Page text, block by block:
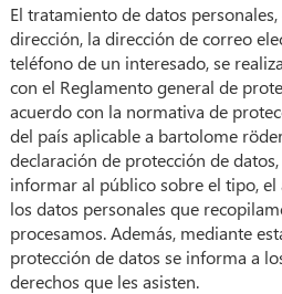
El tratamiento de datos
dirección, la dirección de correo
teléfono de un interesado, se
con el Reglamento general de
acuerdo con la normativa de
del país aplicable a bartolome
declaración de protección de
informar al público sobre el tipo, el
los datos personales que
procesamos. Además, mediante
protección de datos se informa a
derechos que les asisten.